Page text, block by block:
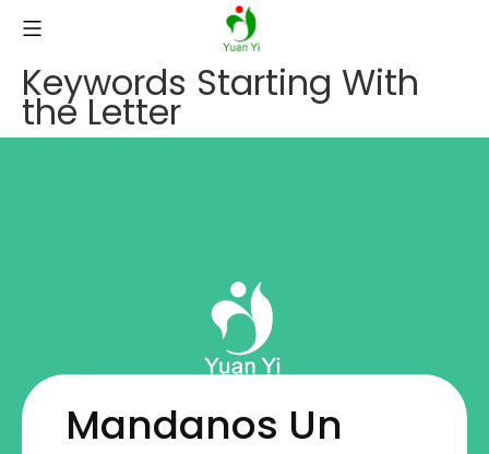
Keywords Starting With
the Letter
Mandanos Un